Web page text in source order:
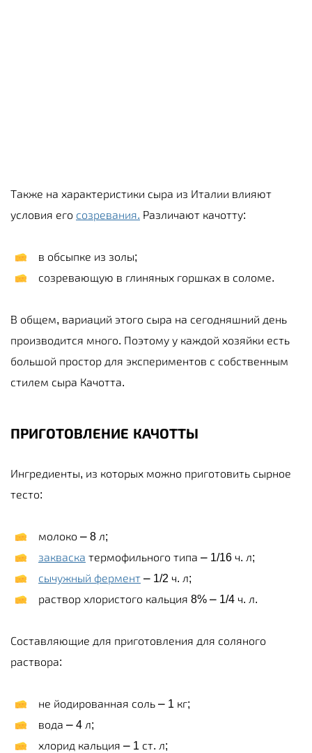
Также на характеристики сыра из Италии влияют
условия его созревания. Различают качотту:
в обсыпке из золы;
созревающую в глиняных горшках в соломе.
В общем, вариаций этого сыра на сегодняшний день
производится много. Поэтому у каждой хозяйки есть
большой простор для экспериментов с собственным
стилем сыра Качотта.
ПРИГОТОВЛЕНИЕ КАЧОТТЫ
Ингредиенты, из которых можно приготовить сырное
тесто:
молоко ⎼ 8 л;
закваска термофильного типа ⎼ 1/16 ч. л;
сычужный фермент ⎼ 1/2 ч. л;
раствор хлористого кальция 8% ⎼ 1/4 ч. л.
Составляющие для приготовления для соляного
раствора:
не йодированная соль ⎼ 1 кг;
вода ⎼ 4 л;
хлорид кальция ⎼ 1 ст. л;